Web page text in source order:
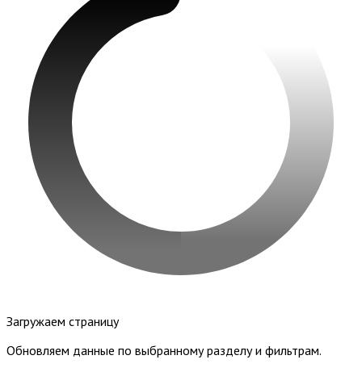
Загружаем страницу
Обновляем данные по выбранному разделу и фильтрам.